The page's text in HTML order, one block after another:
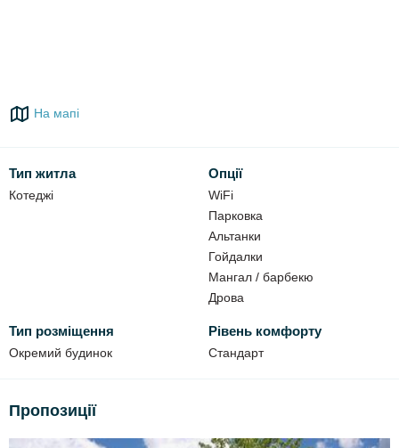
На мапі
Тип житла
Котеджі
Опції
WiFi
Парковка
Альтанки
Гойдалки
Мангал / барбекю
Дрова
Тип розміщення
Окремий будинок
Рівень комфорту
Стандарт
Пропозиції